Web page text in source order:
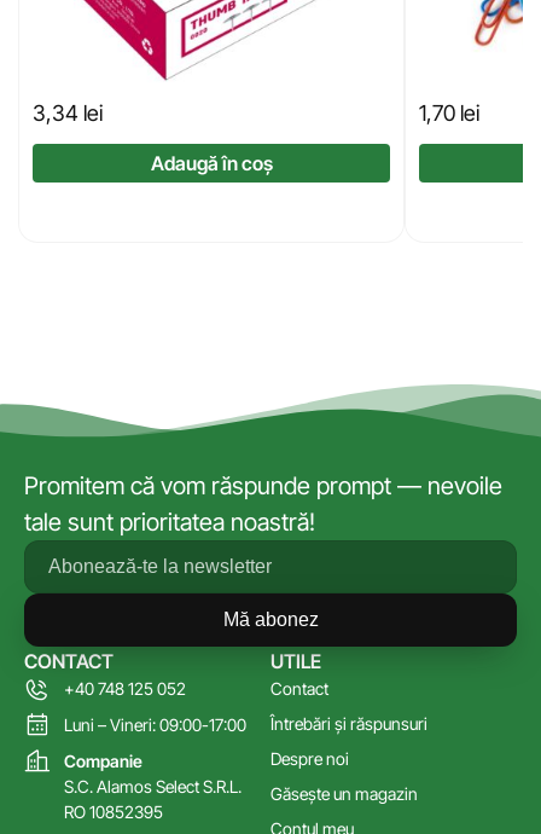
3,34 lei
Adaugă în coș
1,70 lei
Promitem că vom răspunde prompt — nevoile
tale sunt prioritatea noastră!
Mă abonez
UTILE
Contact
Întrebări și răspunsuri
Despre noi
Găsește un magazin
Contul meu
CONTACT
+40 748 125 052
Luni – Vineri: 09:00-17:00
Companie
S.C. Alamos Select S.R.L.
RO 10852395